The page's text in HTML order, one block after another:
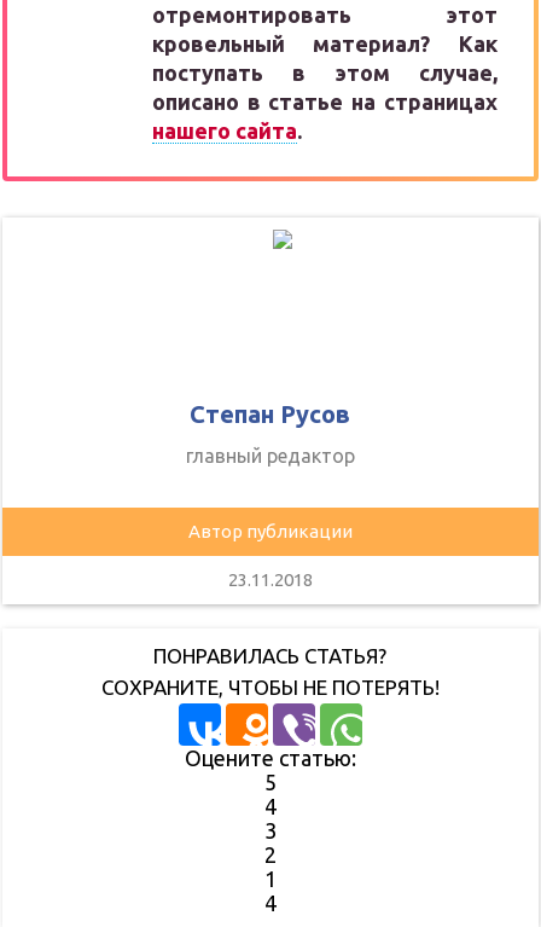
отремонтировать этот
кровельный материал? Как
поступать в этом случае,
описано в статье на страницах
нашего сайта.
Степан Русов
главный редактор
Автор публикации
23.11.2018
ПОНРАВИЛАСЬ СТАТЬЯ?
СОХРАНИТЕ, ЧТОБЫ НЕ ПОТЕРЯТЬ!
Оцените статью:
5
4
3
2
1
4